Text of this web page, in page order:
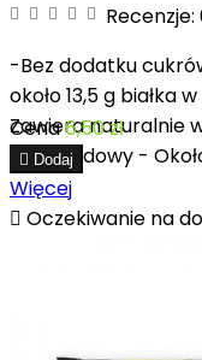
Recenzje:
-Bez dodatku
około 13,5 g
Zawiera naturalnie
czekoladowy -
Cena6,50 zł
 Dodaj
Więcej
 Oczekiwanie na